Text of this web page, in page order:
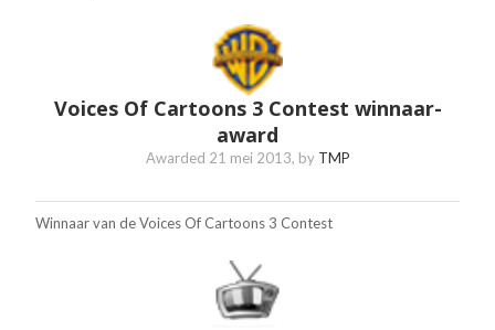
Voices Of Cartoons 3 Contest winnaar-
award
Awarded 21 mei 2013, by TMP
Winnaar van de Voices Of Cartoons 3 Contest